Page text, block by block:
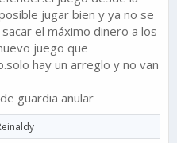
jugar bien y ya no se
el máximo dinero a los
juego que
hay un arreglo y no van
guardia anular